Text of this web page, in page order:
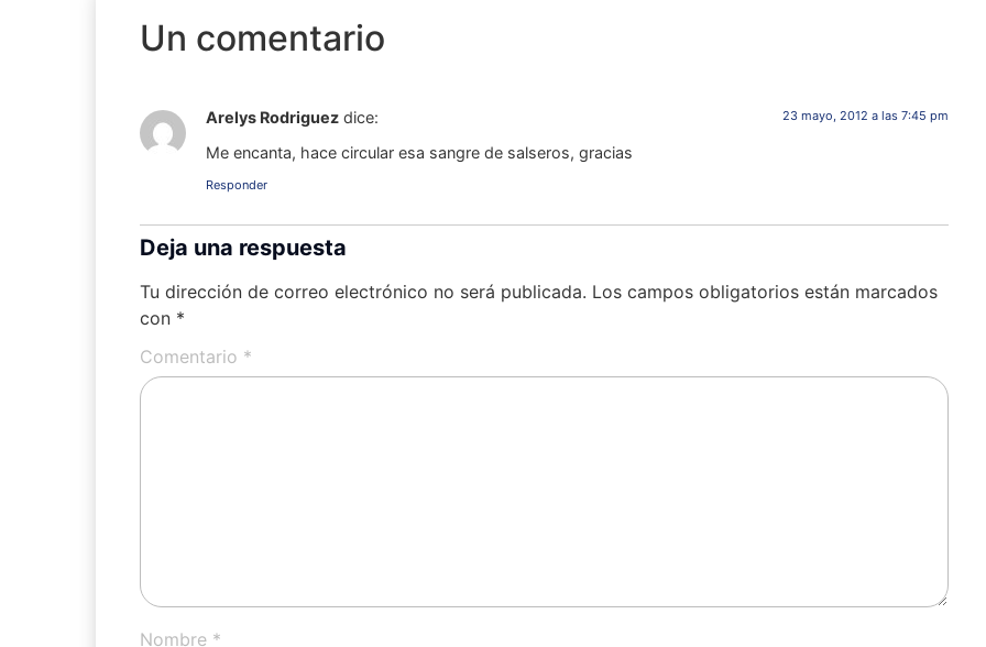
Un comentario
Arelys Rodriguez dice: 23 mayo, 2012 a las 7:45 pm
Me encanta, hace circular esa sangre de salseros, gracias
Responder
Deja una respuesta
Tu dirección de correo electrónico no será publicada. Los campos obligatorios están marcados
con *
Comentario *
Nombre *